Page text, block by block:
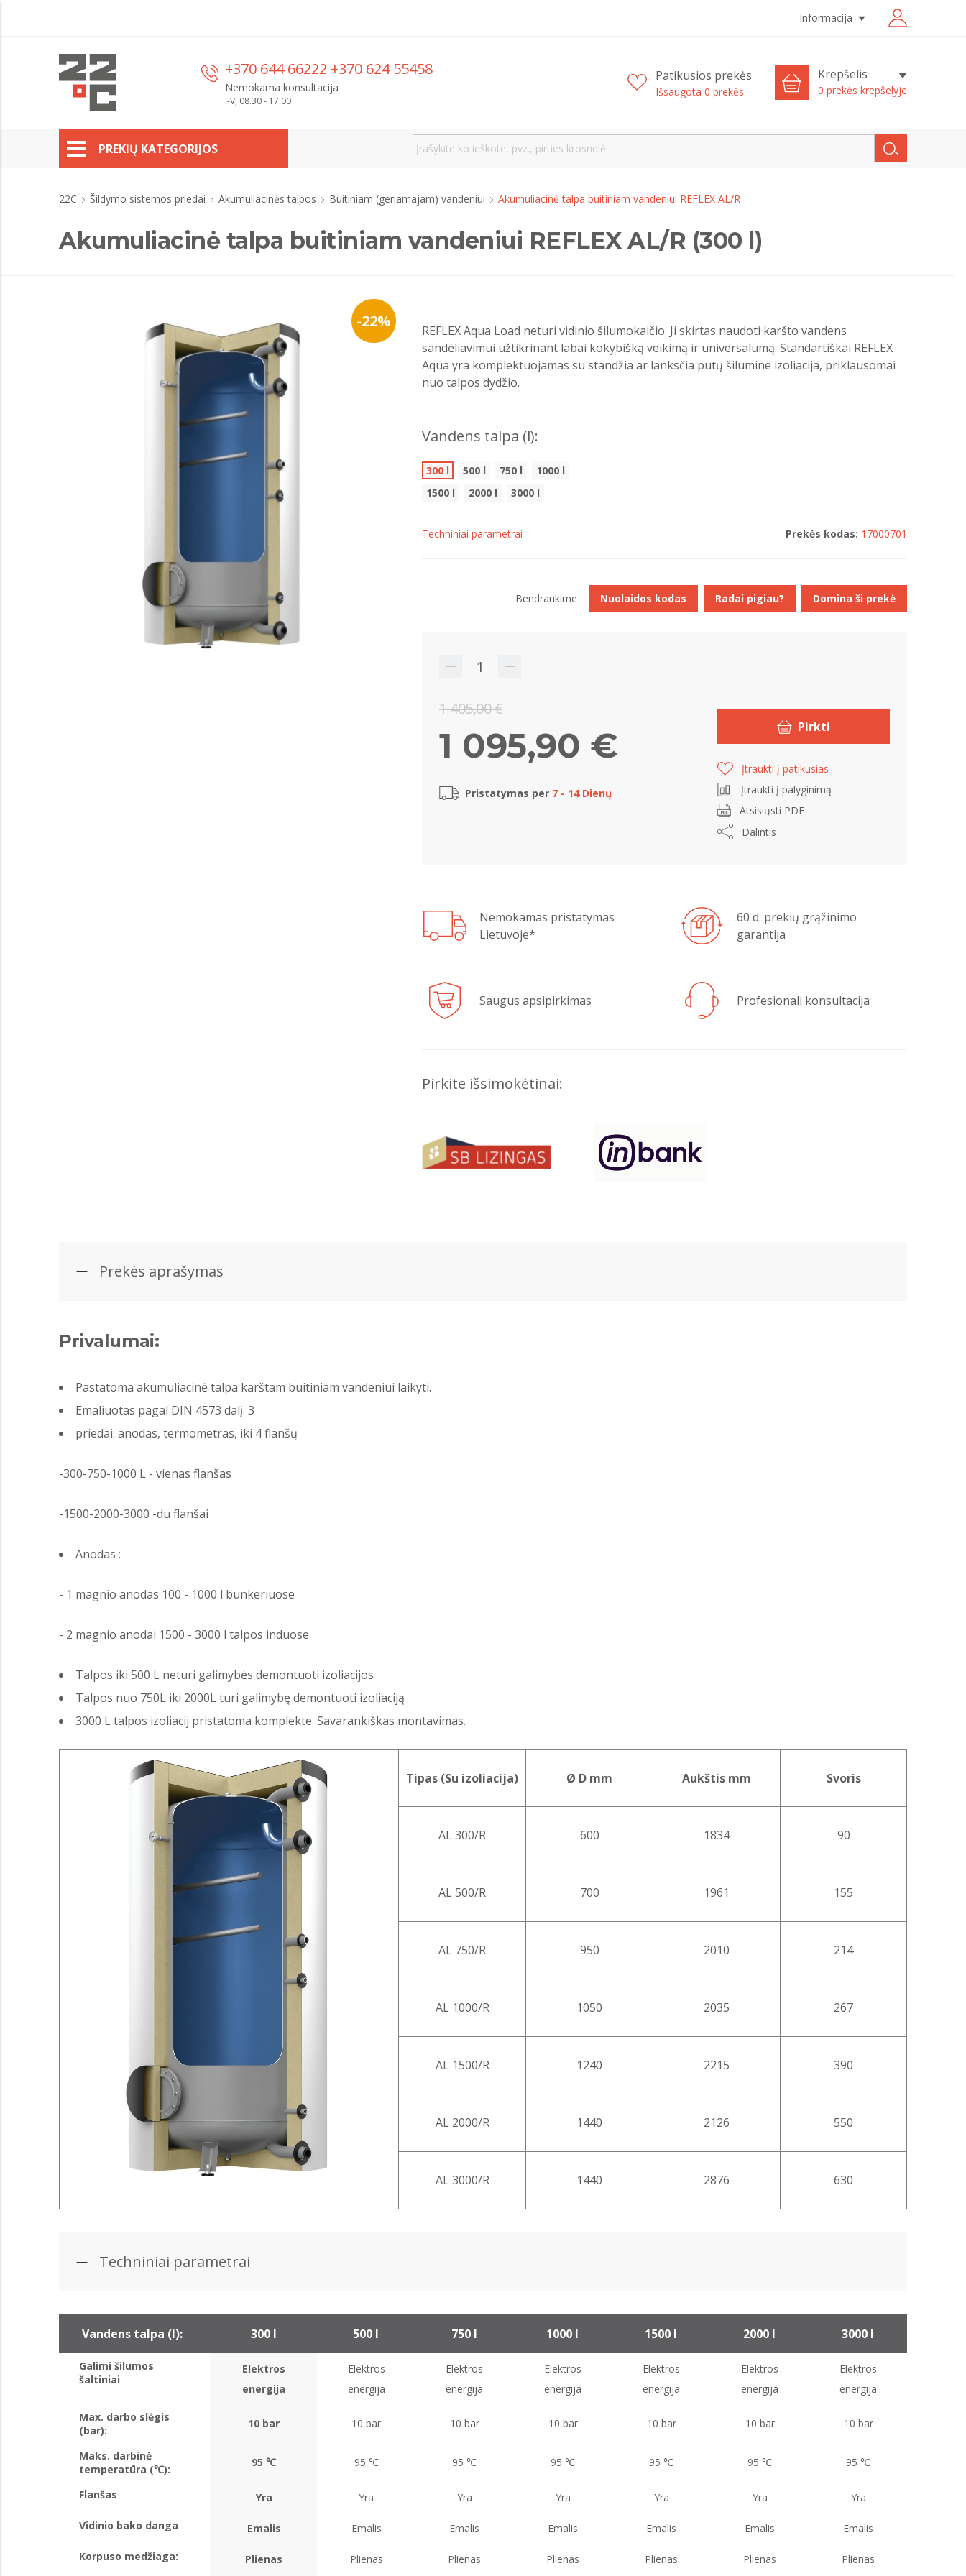
Informacija
+370 644 66222 +370 624 55458
Nemokama konsultacija
I-V, 08.30 - 17.00
Patikusios prekės
Išsaugota 0 prekės
Krepšelis
0 prekės krepšelyje
PREKIŲ KATEGORIJOS
22C Šildymo sistemos priedai Akumuliacinės talpos Buitiniam (geriamajam) vandeniui Akumuliacinė talpa buitiniam vandeniui REFLEX AL/R
Akumuliacinė talpa buitiniam vandeniui REFLEX AL/R (300 l)
-22%
REFLEX Aqua Load neturi vidinio šilumokaičio. Ji skirtas naudoti karšto vandens
sandėliavimui užtikrinant labai kokybišką veikimą ir universalumą. Standartiškai REFLEX
Aqua yra komplektuojamas su standžia ar lanksčia putų šilumine izoliacija, priklausomai
nuo talpos dydžio.
Vandens talpa (l):
300 l 500 l 750 l
1000 l
1500 l
2000 l 3000 l
Techniniai parametrai Prekės kodas: 17000701
1 405,00 €
1 095,90 €
Pristatymas per 7 - 14 Dienų
Pirkti
Įtraukti į patikusias
Įtraukti į palyginimą
Atsisiųsti PDF
Dalintis
Nemokamas pristatymas
Lietuvoje*
60 d. prekių grąžinimo
garantija
Saugus apsipirkimas Profesionali konsultacija
Pirkite išsimokėtinai:
Bendraukime Nuolaidos kodas Radai pigiau? Domina ši prekė
Prekės aprašymas
Privalumai:
Pastatoma akumuliacinė talpa karštam buitiniam vandeniui laikyti.
Emaliuotas pagal DIN 4573 dalį. 3
priedai: anodas, termometras, iki 4 flanšų
-300-750-1000 L - vienas flanšas
-1500-2000-3000 -du flanšai
Anodas :
- 1 magnio anodas 100 - 1000 l bunkeriuose
- 2 magnio anodai 1500 - 3000 l talpos induose
Talpos iki 500 L neturi galimybės demontuoti izoliacijos
Talpos nuo 750L iki 2000L turi galimybę demontuoti izoliaciją
3000 L talpos izoliacij pristatoma komplekte. Savarankiškas montavimas.
Tipas (Su izoliacija) Ø D mm Aukštis mm Svoris
AL 300/R 600 1834 90
AL 500/R 700 1961 155
AL 750/R 950 2010 214
AL 1000/R 1050 2035 267
AL 1500/R 1240 2215 390
AL 2000/R 1440 2126 550
AL 3000/R 1440 2876 630
Techniniai parametrai
Vandens talpa (l): 300 l 500 l 750 l 1000 l 1500 l 2000 l 3000 l
Galimi šilumos
šaltiniai
Elektros
energija
Elektros
energija
Elektros
energija
Elektros
energija
Elektros
energija
Elektros
energija
Elektros
energija
Max. darbo slėgis
(bar):
10 bar 10 bar 10 bar 10 bar 10 bar 10 bar 10 bar
Maks. darbinė
temperatūra (℃):
95 ℃ 95 ℃ 95 ℃ 95 ℃ 95 ℃ 95 ℃ 95 ℃
Flanšas Yra Yra Yra Yra Yra Yra Yra
Vidinio bako danga Emalis Emalis Emalis Emalis Emalis Emalis Emalis
Korpuso medžiaga: Plienas Plienas Plienas Plienas Plienas Plienas Plienas